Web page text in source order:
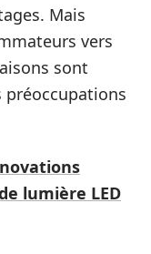
Mais
vers
sont
préoccupations
lumière LED